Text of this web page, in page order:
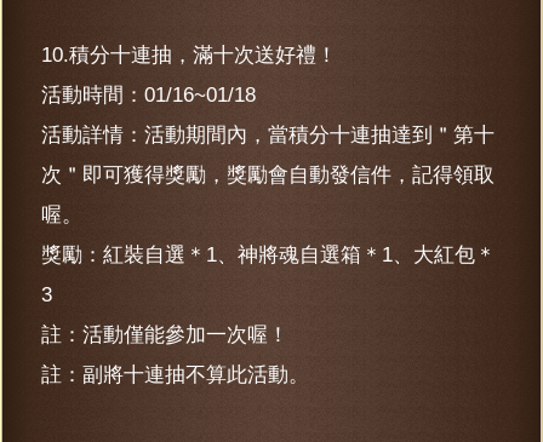
10.積分十連抽，滿十次送好禮！
活動時間：01/16~01/18
活動詳情：活動期間內，當積分十連抽達到＂第十
次＂即可獲得獎勵，獎勵會自動發信件，記得領取
喔。
獎勵：紅裝自選＊1、神將魂自選箱＊1、大紅包＊
3
註：活動僅能參加一次喔！
註：副將十連抽不算此活動。